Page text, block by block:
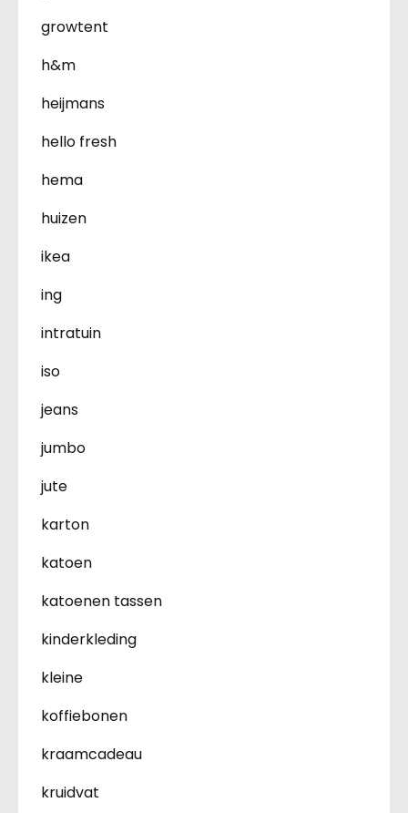
growtent
h&m
heijmans
hello fresh
hema
huizen
ikea
ing
intratuin
iso
jeans
jumbo
jute
karton
katoen
katoenen tassen
kinderkleding
kleine
koffiebonen
kraamcadeau
kruidvat